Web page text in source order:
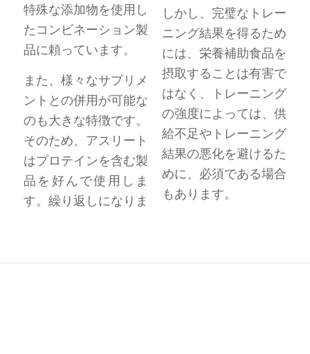
特殊な添加物を使用し
たコンビネーション製
品に頼っています。
また、様々なサプリメ
ントとの併用が可能な
のも大きな特徴です。
そのため、アスリート
はプロテインを含む製
品を好んで使用しま
す。繰り返しになりま
しかし、完璧なトレー
ニング結果を得るため
には、栄養補助食品を
摂取することは有害で
はなく、トレーニング
の強度によっては、供
給不足やトレーニング
結果の悪化を避けるた
めに、必須である場合
もあります。